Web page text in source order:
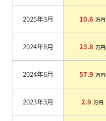
2025年3月 10.6 万円
2024年8月 23.8 万円
2024年6月 57.9 万円
2023年3月 2.9 万円